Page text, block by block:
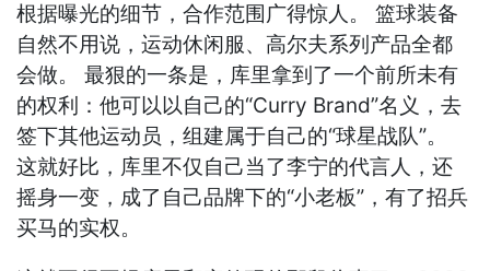
根据曝光的细节，合作范围广得惊人。 篮球装备
自然不用说，运动休闲服、高尔夫系列产品全都
会做。 最狠的一条是，库里拿到了一个前所未有
的权利：他可以以自己的“Curry Brand”名义，去
签下其他运动员，组建属于自己的“球星战队”。
这就好比，库里不仅自己当了李宁的代言人，还
摇身一变，成了自己品牌下的“小老板”，有了招兵
买马的实权。